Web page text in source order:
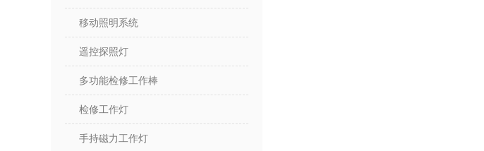
移动照明系统
遥控探照灯
多功能检修工作棒
检修工作灯
手持磁力工作灯